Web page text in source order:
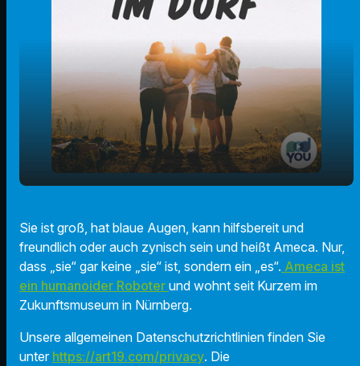
play_arrow Nürnberger Zukunftsmuseum
00:00 02:49
Sie ist groß, hat blaue Augen, kann hilfsbereit und
freundlich oder auch zynisch sein und heißt Ameca. Nur,
dass „sie“ gar keine „sie“ ist, sondern ein „es“. Ameca ist
ein humanoider Roboter und wohnt seit Kurzem im
Zukunftsmuseum in Nürnberg.
Unsere allgemeinen Datenschutzrichtlinien finden Sie
unter https://art19.com/privacy. Die